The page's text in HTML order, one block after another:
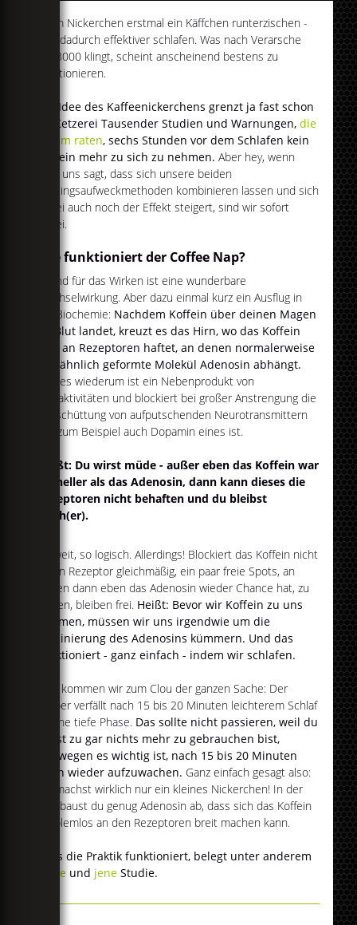
Vorm Nickerchen erstmal ein Käffchen runterzischen -
und dadurch effektiver schlafen. Was nach Verarsche
Lvl. 3000 klingt, scheint anscheinend bestens zu
funktionieren.
Die Idee des Kaffeenickerchens grenzt ja fast schon
an Ketzerei Tausender Studien und Warnungen,die
einem raten, sechs Stunden vor dem Schlafen kein
Koffein mehr zu sich zu nehmen. Aber hey, wenn
man uns sagt, dass sich unsere beiden
Lieblingsaufweckmethoden kombinieren lassen und sich
dabei auch noch der Effekt steigert, sind wir sofort
dabei.
Wie funktioniert der Coffee Nap?
Grund für das Wirken ist eine wunderbare
Wechselwirkung. Aber dazu einmal kurz ein Ausflug in
die Biochemie: Nachdem Koffein über deinen Magen
im Blut landet, kreuzt es das Hirn, wo das Koffein
sich an Rezeptoren haftet, an denen normalerweise
das ähnlich geformte Molekül Adenosin abhängt.
Dieses wiederum ist ein Nebenprodukt von
Hirnaktivitäten und blockiert bei großer Anstrengung die
Ausschüttung von aufputschenden Neurotransmittern
wie zum Beispiel auch Dopamin eines ist.
Heißt: Du wirst müde - außer eben das Koffein war
schneller als das Adenosin, dann kann dieses die
Rezeptoren nicht behaften und du bleibst
wach(er).
So weit, so logisch. Allerdings! Blockiert das Koffein nicht
jeden Rezeptor gleichmäßig, ein paar freie Spots, an
denen dann eben das Adenosin wieder Chance hat, zu
wirken, bleiben frei. Heißt: Bevor wir Koffein zu uns
nehmen, müssen wir uns irgendwie um die
Eliminierung des Adenosins kümmern. Und das
funktioniert - ganz einfach - indem wir schlafen.
Nun kommen wir zum Clou der ganzen Sache: Der
Körper verfällt nach 15 bis 20 Minuten leichterem Schlaf
in eine tiefe Phase. Das sollte nicht passieren, weil du
sonst zu gar nichts mehr zu gebrauchen bist,
weswegen es wichtig ist, nach 15 bis 20 Minuten
eben wieder aufzuwachen. Ganz einfach gesagt also:
Du machst wirklich nur ein kleines Nickerchen! In der
Zeit baust du genug Adenosin ab, dass sich das Koffein
problemlos an den Rezeptoren breit machen kann.
Dass die Praktik funktioniert, belegt unter anderem
diese und jeneStudie.